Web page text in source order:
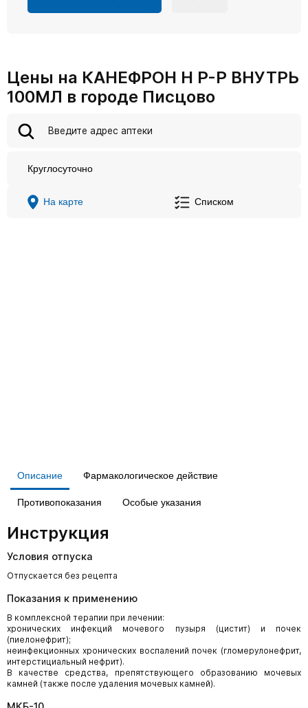
Цены на КАНЕФРОН Н Р-Р ВНУТРЬ
100МЛ в городе Писцово
Круглосуточно
На карте Списком
Описание Фармакологическое действие
Противопоказания Особые указания
Инструкция
Условия отпуска
Отпускается без рецепта
Показания к применению
В комплексной терапии при лечении:
хронических инфекций мочевого пузыря (цистит) и почек
(пиелонефрит);
неинфекционных хронических воспалений почек (гломерулонефрит,
интерстициальный нефрит).
В качестве средства, препятствующего образованию мочевых
камней (также после удаления мочевых камней).